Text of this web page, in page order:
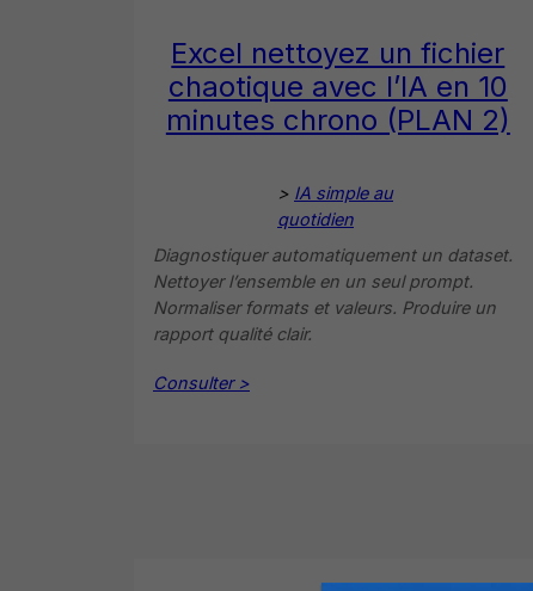
Excel nettoyez un fichier
chaotique avec l’IA en 10
minutes chrono (PLAN 2)
> IA simple au
quotidien
Diagnostiquer automatiquement un dataset.
Nettoyer l’ensemble en un seul prompt.
Normaliser formats et valeurs. Produire un
rapport qualité clair.
Consulter >